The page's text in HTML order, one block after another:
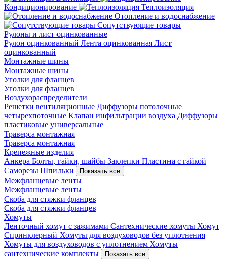
Кондиционирование
Теплоизоляция
Отопление и водоснабжение
Сопутствующие товары
Рулоны и лист оцинкованные
Рулон оцинкованный Лента оцинкованная Лист
оцинкованный
Монтажные шины
Монтажные шины
Уголки для фланцев
Уголки для фланцев
Воздухораспределители
Решетки вентиляционные Диффузоры потолочные
четырехпоточные Клапан инфильтрации воздуха Диффузоры
пластиковые универсальные
Траверса монтажная
Траверса монтажная
Крепежные изделия
Анкера Болты, гайки, шайбы Заклепки Пластина с гайкой
Саморезы Шпильки Показать все
Межфланцевые ленты
Межфланцевые ленты
Скоба для стяжки фланцев
Скоба для стяжки фланцев
Хомуты
Ленточный хомут с зажимами Сантехнические хомуты Хомут
Спринклерный Хомуты для воздуховодов без уплотнения
Хомуты для воздуховодов с уплотнением Хомуты
сантехнические комплекты
Показать все